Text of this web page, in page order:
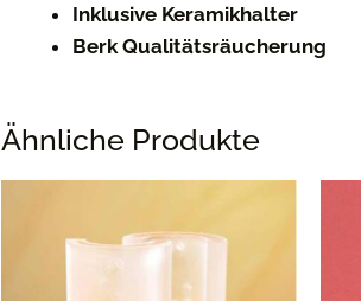
Inklusive Keramikhalter
Berk Qualitätsräucherung
Ähnliche Produkte